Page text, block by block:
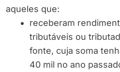
aqueles que:
receberam
tributáveis ou
fonte, cuja soma
40 mil no ano